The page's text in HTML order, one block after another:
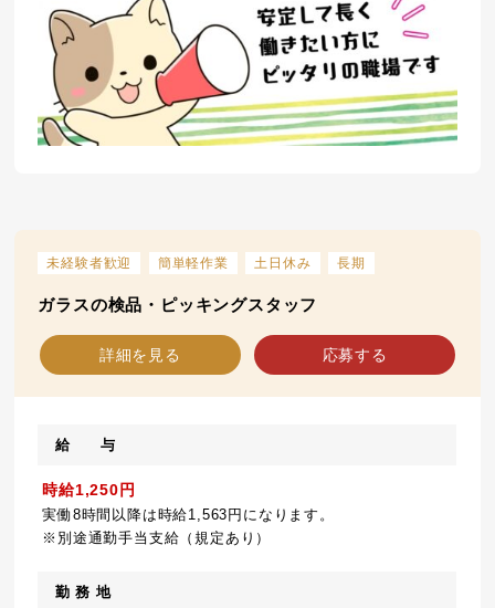
未経験者歓迎 簡単軽作業 土日休み 長期
ガラスの検品・ピッキングスタッフ
詳細を見る 応募する
給 与
時給1,250円
実働8時間以降は時給1,563円になります。
※別途通勤手当支給（規定あり）
勤 務 地